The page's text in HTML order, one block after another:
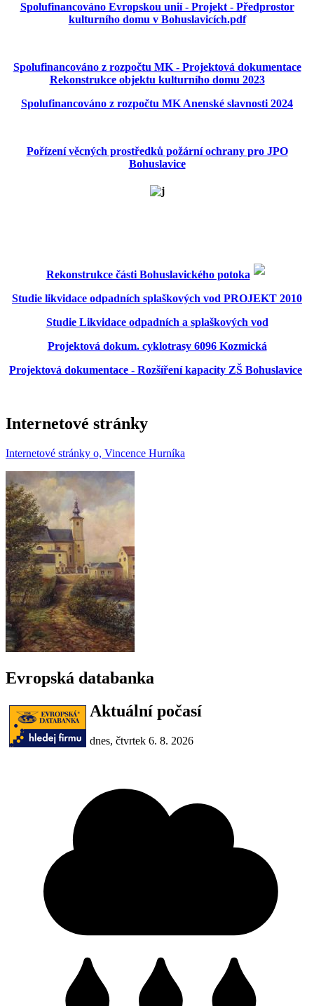
Spolufinancováno Evropskou unií - Projekt - Předprostor
kulturního domu v Bohuslavicích.pdf
Spolufinancováno z rozpočtu MK - Projektová dokumentace
Rekonstrukce objektu kulturního domu 2023
Spolufinancováno z rozpočtu MK Anenské slavnosti 2024
Pořízení věcných prostředků požární ochrany pro JPO
Bohuslavice
Rekonstrukce části Bohuslavického potoka
Studie likvidace odpadních splaškových vod PROJEKT 2010
Studie Likvidace odpadních a splaškových vod
Projektová dokum. cyklotrasy 6096 Kozmická
Projektová dokumentace - Rozšíření kapacity ZŠ Bohuslavice
Internetové stránky
Internetové stránky o, Vincence Hurníka
Evropská databanka
Aktuální počasí
dnes, čtvrtek 6. 8. 2026